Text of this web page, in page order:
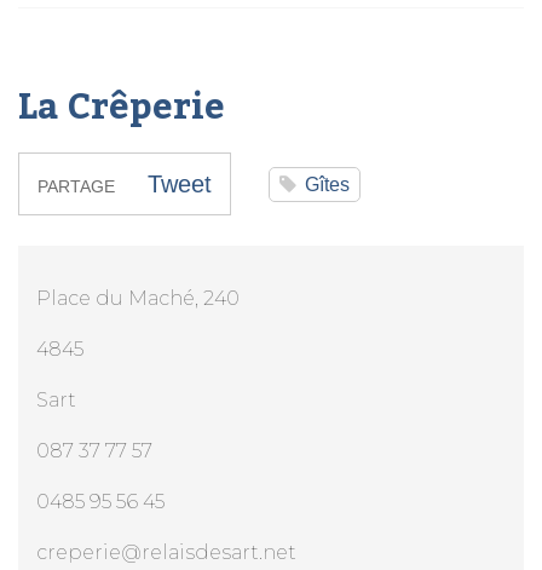
La Crêperie
PARTAGE Tweet Gîtes
Place du Maché, 240
4845
Sart
087 37 77 57
0485 95 56 45
creperie@relaisdesart.net